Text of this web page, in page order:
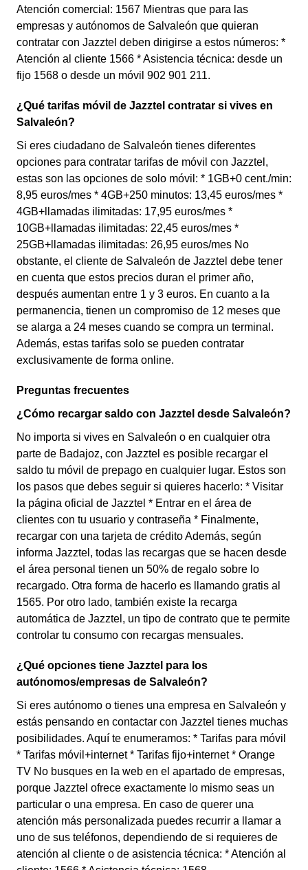
Atención comercial: 1567 Mientras que para las
empresas y autónomos de Salvaleón que quieran
contratar con Jazztel deben dirigirse a estos números: *
Atención al cliente 1566 * Asistencia técnica: desde un
fijo 1568 o desde un móvil 902 901 211.
¿Qué tarifas móvil de Jazztel contratar si vives en
Salvaleón?
Si eres ciudadano de Salvaleón tienes diferentes
opciones para contratar tarifas de móvil con Jazztel,
estas son las opciones de solo móvil: * 1GB+0 cent./min:
8,95 euros/mes * 4GB+250 minutos: 13,45 euros/mes *
4GB+llamadas ilimitadas: 17,95 euros/mes *
10GB+llamadas ilimitadas: 22,45 euros/mes *
25GB+llamadas ilimitadas: 26,95 euros/mes No
obstante, el cliente de Salvaleón de Jazztel debe tener
en cuenta que estos precios duran el primer año,
después aumentan entre 1 y 3 euros. En cuanto a la
permanencia, tienen un compromiso de 12 meses que
se alarga a 24 meses cuando se compra un terminal.
Además, estas tarifas solo se pueden contratar
exclusivamente de forma online.
Preguntas frecuentes
¿Cómo recargar saldo con Jazztel desde Salvaleón?
No importa si vives en Salvaleón o en cualquier otra
parte de Badajoz, con Jazztel es posible recargar el
saldo tu móvil de prepago en cualquier lugar. Estos son
los pasos que debes seguir si quieres hacerlo: * Visitar
la página oficial de Jazztel * Entrar en el área de
clientes con tu usuario y contraseña * Finalmente,
recargar con una tarjeta de crédito Además, según
informa Jazztel, todas las recargas que se hacen desde
el área personal tienen un 50% de regalo sobre lo
recargado. Otra forma de hacerlo es llamando gratis al
1565. Por otro lado, también existe la recarga
automática de Jazztel, un tipo de contrato que te permite
controlar tu consumo con recargas mensuales.
¿Qué opciones tiene Jazztel para los
autónomos/empresas de Salvaleón?
Si eres autónomo o tienes una empresa en Salvaleón y
estás pensando en contactar con Jazztel tienes muchas
posibilidades. Aquí te enumeramos: * Tarifas para móvil
* Tarifas móvil+internet * Tarifas fijo+internet * Orange
TV No busques en la web en el apartado de empresas,
porque Jazztel ofrece exactamente lo mismo seas un
particular o una empresa. En caso de querer una
atención más personalizada puedes recurrir a llamar a
uno de sus teléfonos, dependiendo de si requieres de
atención al cliente o de asistencia técnica: * Atención al